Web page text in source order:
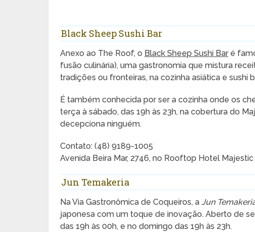
Black Sheep Sushi Bar
Anexo ao The Roof, o Black Sheep Sushi Bar é
fusão culinária), uma gastronomia que mistura
tradições ou fronteiras, na cozinha asiática e sushi
É também conhecida por ser a cozinha onde os
terça à sábado, das 19h às 23h, na cobertura do
decepciona ninguém.
Contato: (48) 9189-1005
Avenida Beira Mar, 2746, no Rooftop Hotel
Jun Temakeria
Na Via Gastronômica de Coqueiros, aJun
japonesa com um toque de inovação. Aberto de
das 19h às 00h, e no domingo das 19h às 23h.